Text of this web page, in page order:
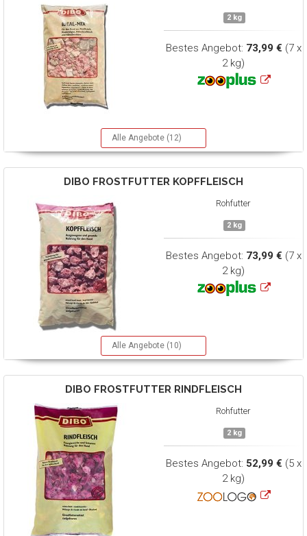
2 kg
Bestes Angebot: 73,99 € (7 x
2 kg)
Alle Angebote (12)
DIBO FROSTFUTTER KOPFFLEISCH
Rohfutter
2 kg
Bestes Angebot: 73,99 € (7 x
2 kg)
Alle Angebote (10)
DIBO FROSTFUTTER RINDFLEISCH
Rohfutter
2 kg
Bestes Angebot: 52,99 € (5 x
2 kg)